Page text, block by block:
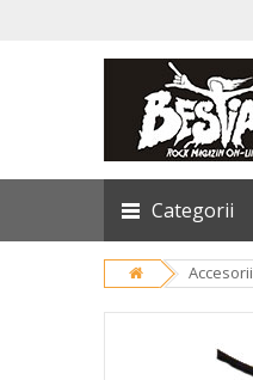
Categorii
Accesorii